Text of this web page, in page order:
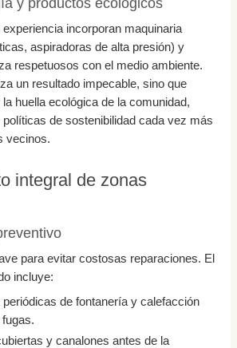
incorporan maquinaria
aspiradoras de alta presión) y
respetuosos con el medio ambiente.
un resultado impecable, sino que
huella ecológica de la comunidad,
de sostenibilidad cada vez más
vecinos.
integral de zonas
para evitar costosas reparaciones. El
incluye:
periódicas de fontanería y calefacción
y canalones antes de la